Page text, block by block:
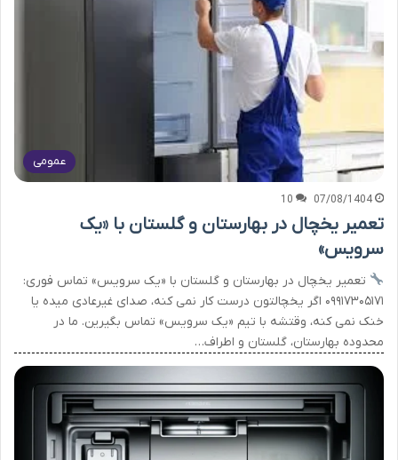
عمومی
07/08/1404
10
تعمیر یخچال در بهارستان و گلستان با «یک
سرویس»
تعمیر یخچال در بهارستان و گلستان با «یک سرویس» تماس فوری:
۰۹۹۱۷۳۰۵۱۷۱ اگر یخچالتون درست کار نمی کنه، صدای غیرعادی میده یا
خنک نمی کنه، وقتشه با تیم «یک سرویس» تماس بگیرین. ما در
محدوده بهارستان، گلستان و اطراف…